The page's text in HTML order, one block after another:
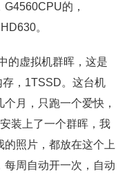
的，
。
的虚拟机群晖，这是
，1TSSD。这台机
月，只跑一个爱快，
装上了一个群晖，我
照片，都放在这个上
每周自动开一次，自动